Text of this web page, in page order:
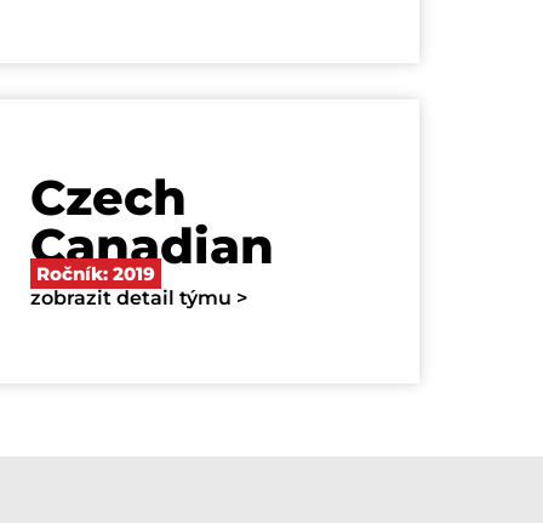
Czech
Canadian
Ročník: 2019
zobrazit detail týmu >